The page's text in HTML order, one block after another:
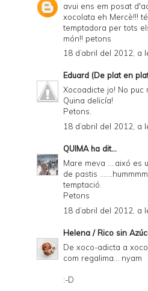
avui ens em posat
xocolata eh Mercè!!!
temptadora per tots
món!! petons
18 d’abril del 2012, a
Eduard (De plat en
Xocoadicte jo! No puc
Quina delicía!
Petons.
18 d’abril del 2012, a
QUIMAha dit...
Mare meva ....aixó es
de pastis
temptació.
Petons
18 d’abril del 2012, a
Helena / Rico sin
De xoco-adicta a
com regalima... nyam
:-D